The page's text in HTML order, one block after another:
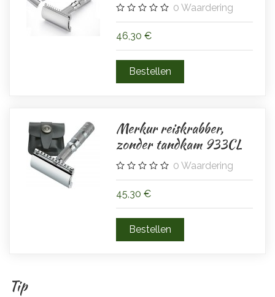
0 Waardering
46,30 €
Merkur reiskrabber,
zonder tandkam 933CL
0 Waardering
45,30 €
Tip